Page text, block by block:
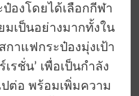
องโดยได้เลือกกีฬา
เป็นอย่างมากทั้งใน
กาแฟกระป๋องมุ่งเป้า
รชั่น’ เพื่อเป็นกำลัง
ต่อ พร้อมเพิ่มความ